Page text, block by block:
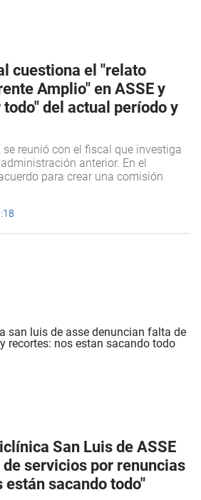
cuestiona el "relato
Amplio" en ASSE y
del actual período y
se reunió con el fiscal que investiga
anterior. En el
para crear una comisión
San Luis de ASSE
servicios por renuncias
sacando todo"